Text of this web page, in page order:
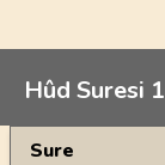
Hûd Suresi
Genel Bilgiler
Sure